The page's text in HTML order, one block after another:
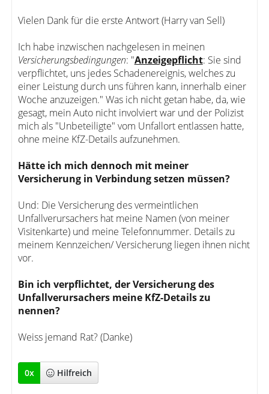
Vielen Dank für die erste Antwort (Harry van Sell)
Ich habe inzwischen nachgelesen in meinen
Versicherungsbedingungen: "Anzeigepflicht: Sie sind
verpflichtet, uns jedes Schadenereignis, welches zu
einer Leistung durch uns führen kann, innerhalb einer
Woche anzuzeigen." Was ich nicht getan habe, da, wie
gesagt, mein Auto nicht involviert war und der Polizist
mich als "Unbeteiligte" vom Unfallort entlassen hatte,
ohne meine KfZ-Details aufzunehmen.
Hätte ich mich dennoch mit meiner
Versicherung in Verbindung setzen müssen?
Und: Die Versicherung des vermeintlichen
Unfallverursachers hat meine Namen (von meiner
Visitenkarte) und meine Telefonnummer. Details zu
meinem Kennzeichen/ Versicherung liegen ihnen nicht
vor.
Bin ich verpflichtet, der Versicherung des
Unfallverursachers meine KfZ-Details zu
nennen?
Weiss jemand Rat? (Danke)
0x Hilfreich